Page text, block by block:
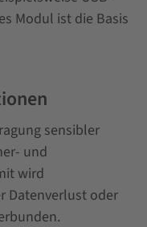
Modul ist die Basis
sensibler
und
wird
Datenverlust oder